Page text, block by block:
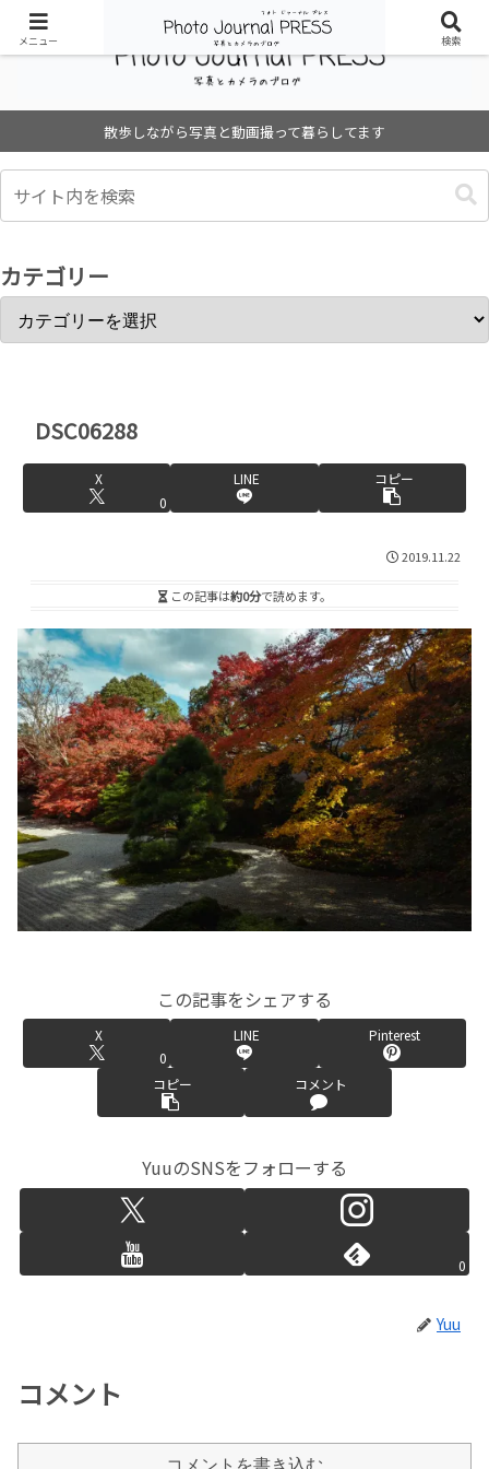
散歩しながら写真と動画撮って暮らしてます
カテゴリー
DSC06288
X
0
LINE コピー
2019.11.22
この記事は約0分で読めます。
この記事をシェアする
X
0
LINE Pinterest
コピー コメント
YuuのSNSをフォローする
0
Yuu
コメント
コメントを書き込む
メニュー 検索